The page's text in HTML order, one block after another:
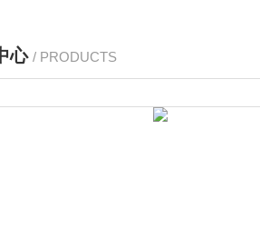
心 / PRODUCTS